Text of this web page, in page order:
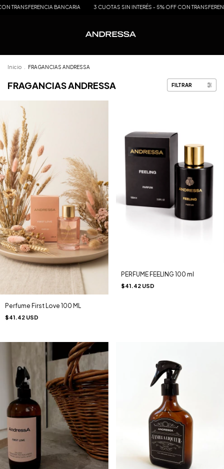
BANCARIA 3 CUOTAS SIN INTERÉS - 5% OFF CON
Inicio FRAGANCIAS ANDRESSA
FRAGANCIAS ANDRESSA FILTRAR
Perfume First Love 100 ML
$41.42 USD
PERFUME FEELING 100 ml
$41.42 USD